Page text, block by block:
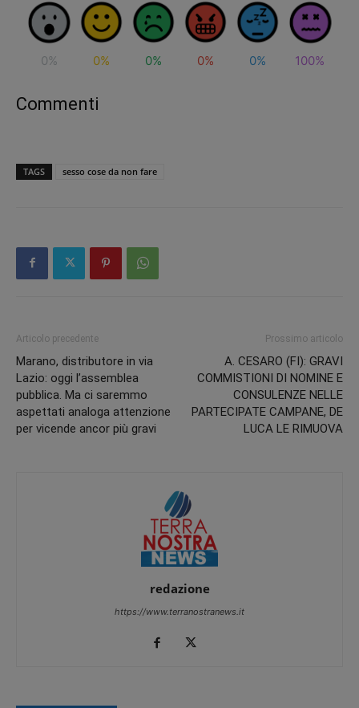
0% 0% 0% 0% 0% 100%
Commenti
TAGS sesso cose da non fare
Articolo precedente
Marano, distributore in via
Lazio: oggi l’assemblea
pubblica. Ma ci saremmo
aspettati analoga attenzione
per vicende ancor più gravi
Prossimo articolo
A. CESARO (FI): GRAVI
COMMISTIONI DI NOMINE E
CONSULENZE NELLE
PARTECIPATE CAMPANE, DE
LUCA LE RIMUOVA
redazione
https://www.terranostranews.it